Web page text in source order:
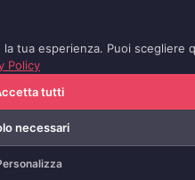
tua esperienza. Puoi scegliere
Policy
tutti
necessari